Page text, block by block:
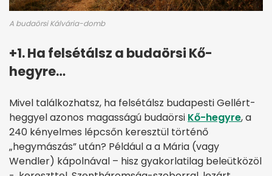
A budaörsi Kálvária-domb
+1. Ha felsétálsz a budaörsi Kő-
hegyre…
Mivel találkozhatsz, ha felsétálsz budapesti Gellért-
heggyel azonos magasságú budaörsi Kő-hegyre, a
240 kényelmes lépcsőn keresztül történő
„hegymászás” után? Például a a Mária (vagy
Wendler) kápolnával – hisz gyakorlatilag beleütközöl